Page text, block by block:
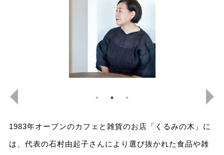
1983年オープンのカフェと雑貨のお店「くるみの木」に
は、代表の石村由起子さんにより選び抜かれた食品や雑